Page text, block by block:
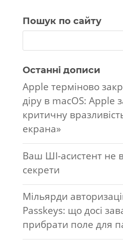
Пошук по сайту
Останні дописи
Apple терміново
діру в macOS: Apple
критичну
екрана»
Ваш ШІ-асистент не
секрети
Мільярди
Passkeys: що досі
прибрати поле для